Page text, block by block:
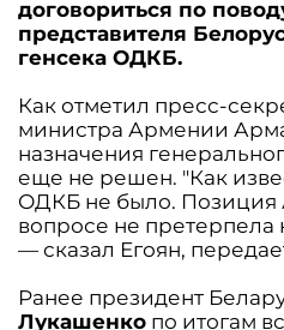
договориться по
представителя
генсека ОДКБ.
Как отметил пресс-
министра Армении
назначения
еще не решен. "Как
ОДКБ не было. Позиция
вопросе не претерпела
— сказал Егоян,
Ранее президент
Лукашенко по итогам